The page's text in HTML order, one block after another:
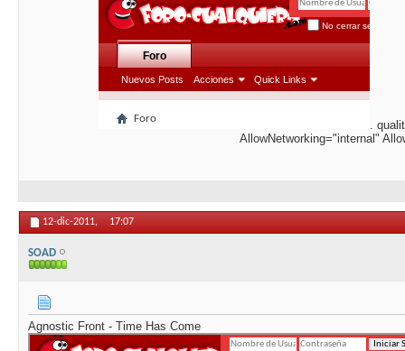
.
AllowNetworking="internal"
12-dic-2011, 17:07
SOAD
Agnostic Front - Time Has Come